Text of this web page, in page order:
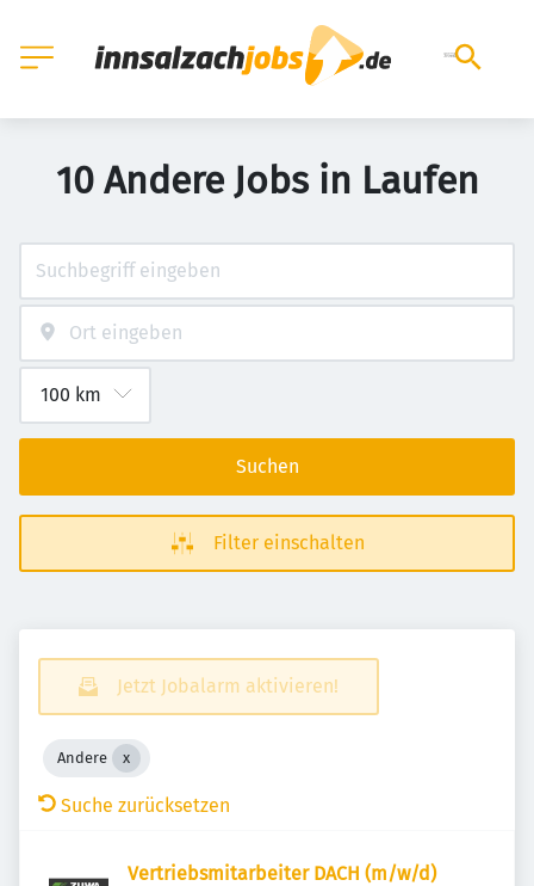
10 Andere Jobs in Laufen
Suchen
Filter einschalten
Jetzt Jobalarm aktivieren!
Andere
Suche zurücksetzen
Vertriebsmitarbeiter DACH (m/w/d)